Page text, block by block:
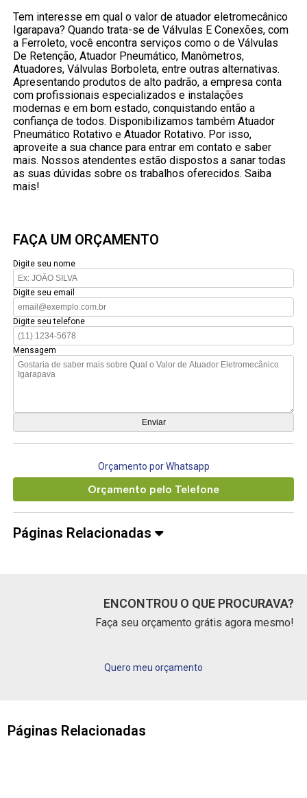
Tem interesse em qual o valor de atuador eletromecânico
Igarapava? Quando trata-se de Válvulas E Conexões, com
a Ferroleto, você encontra serviços como o de Válvulas
De Retenção, Atuador Pneumático, Manômetros,
Atuadores, Válvulas Borboleta, entre outras alternativas.
Apresentando produtos de alto padrão, a empresa conta
com profissionais especializados e instalações
modernas e em bom estado, conquistando então a
confiança de todos. Disponibilizamos também Atuador
Pneumático Rotativo e Atuador Rotativo. Por isso,
aproveite a sua chance para entrar em contato e saber
mais. Nossos atendentes estão dispostos a sanar todas
as suas dúvidas sobre os trabalhos oferecidos. Saiba
mais!
FAÇA UM ORÇAMENTO
Digite seu nome
Digite seu email
Digite seu telefone
Mensagem
Orçamento por Whatsapp
Orçamento pelo Telefone
Páginas Relacionadas
ENCONTROU O QUE PROCURAVA?
Faça seu orçamento grátis agora mesmo!
Quero meu orçamento
Páginas Relacionadas